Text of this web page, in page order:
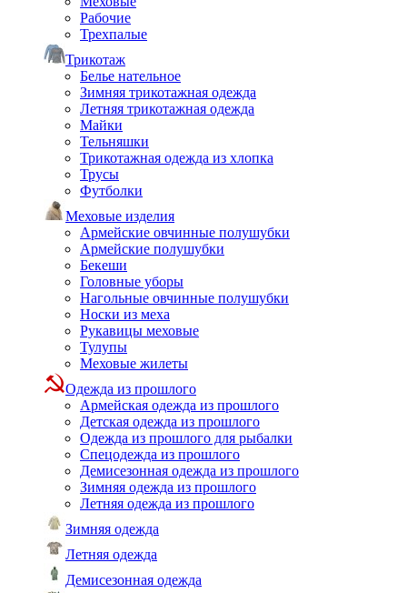
Рабочие
Трехпалые
Трикотаж
Белье нательное
Зимняя трикотажная одежда
Летняя трикотажная одежда
Майки
Тельняшки
Трикотажная одежда из хлопка
Трусы
Футболки
Меховые изделия
Армейские овчинные полушубки
Армейские полушубки
Бекеши
Головные уборы
Нагольные овчинные полушубки
Носки из меха
Рукавицы меховые
Тулупы
Меховые жилеты
Одежда из прошлого
Армейская одежда из прошлого
Детская одежда из прошлого
Одежда из прошлого для рыбалки
Спецодежда из прошлого
Демисезонная одежда из прошлого
Зимняя одежда из прошлого
Летняя одежда из прошлого
Зимняя одежда
Летняя одежда
Демисезонная одежда